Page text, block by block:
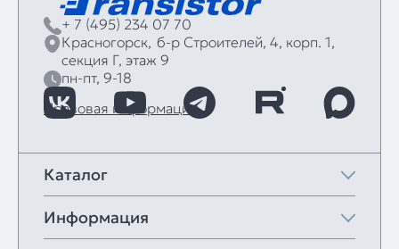
+ 7 (495) 234 07 70
Красногорск, б‑р Строителей, 4, корп. 1,
секция Г, этаж 9
пн-пт, 9-18
Правовая информация
Каталог
Информация